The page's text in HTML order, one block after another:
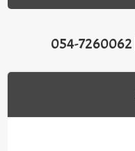
054-7260062